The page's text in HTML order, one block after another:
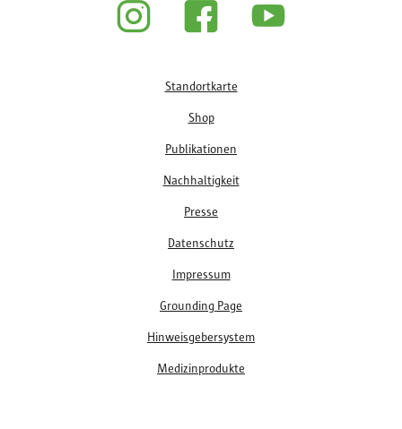
Standortkarte
Shop
Publikationen
Nachhaltigkeit
Presse
Datenschutz
Impressum
Grounding Page
Hinweisgebersystem
Medizinprodukte